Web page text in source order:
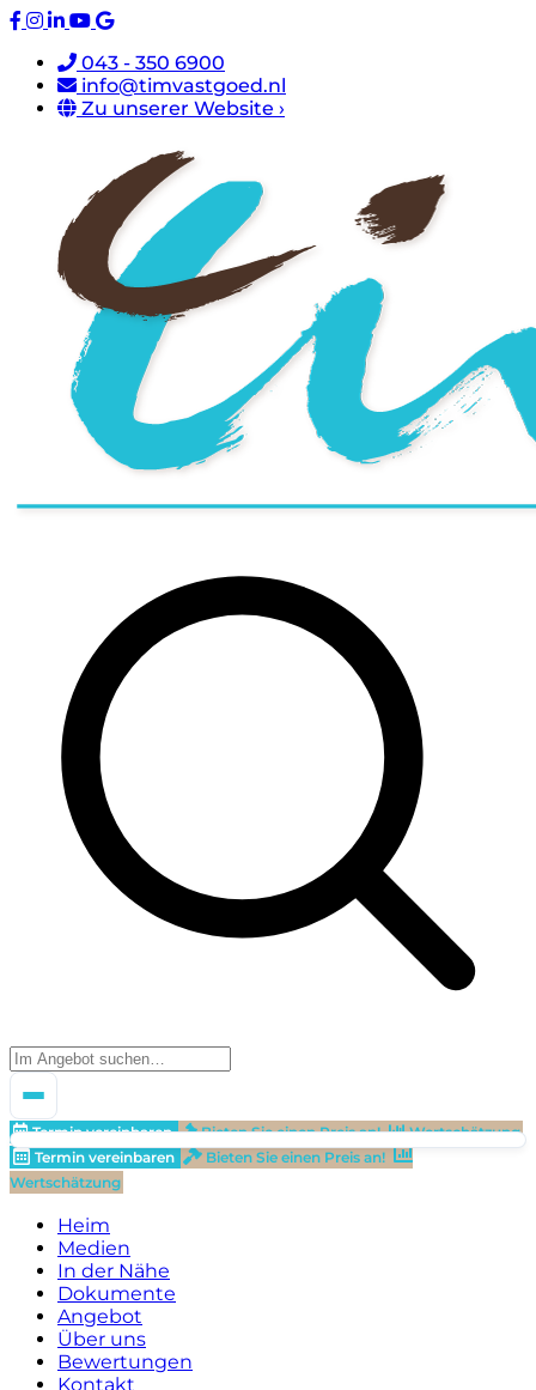
043 - 350 6900
info@timvastgoed.nl
Zu unserer Website ›
Termin vereinbaren Bieten Sie einen Preis an!
Wertschätzung
Termin vereinbaren
Bieten Sie einen Preis an!
Wertschätzung
Heim
Medien
In der Nähe
Dokumente
Angebot
Über uns
Bewertungen
Kontakt